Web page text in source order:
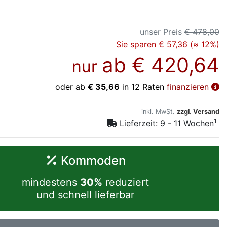
unser Preis € 478,00
Sie sparen € 57,36 (≈ 12%)
nur ab € 420,64
oder ab € 35,66 in 12 Raten finanzieren
inkl. MwSt. zzgl. Versand
Lieferzeit: 9 - 11 Wochen1
Kommoden
mindestens 30% reduziert
und schnell lieferbar